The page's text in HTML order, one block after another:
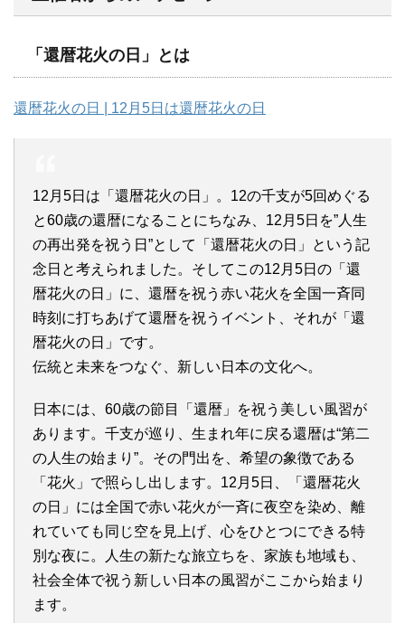
「還暦花火の日」とは
還暦花火の日 | 12月5日は還暦花火の日
12月5日は「還暦花火の日」。12の千支が5回めぐる
と60歳の還暦になることにちなみ、12月5日を”人生
の再出発を祝う日”として「還暦花火の日」という記
念日と考えられました。そしてこの12月5日の「還
暦花火の日」に、還暦を祝う赤い花火を全国一斉同
時刻に打ちあげて還暦を祝うイベント、それが「還
暦花火の日」です。
伝統と未来をつなぐ、新しい日本の文化へ。
日本には、60歳の節目「還暦」を祝う美しい風習が
あります。千支が巡り、生まれ年に戻る還暦は“第二
の人生の始まり”。その門出を、希望の象徴である
「花火」で照らし出します。12月5日、「還暦花火
の日」には全国で赤い花火が一斉に夜空を染め、離
れていても同じ空を見上げ、心をひとつにできる特
別な夜に。人生の新たな旅立ちを、家族も地域も、
社会全体で祝う新しい日本の風習がここから始まり
ます。